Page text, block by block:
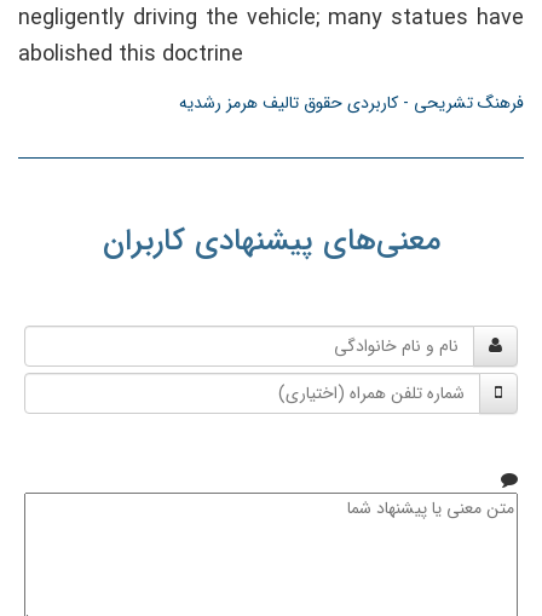
negligently driving the vehicle; many statues have
abolished this doctrine
فرهنگ تشریحی - کاربردی حقوق تالیف هرمز رشدیه
معنی‌های پیشنهادی کاربران
و
نام
خانوادگی
شماره
تلفن
متن